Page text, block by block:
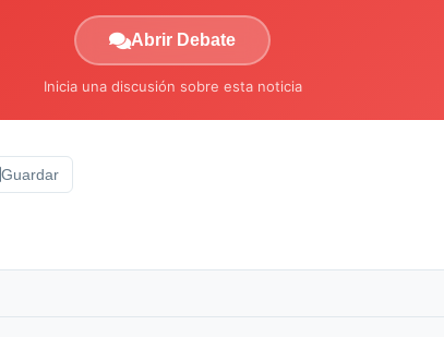
Abrir Debate
Inicia una discusión sobre esta noticia
Guardar